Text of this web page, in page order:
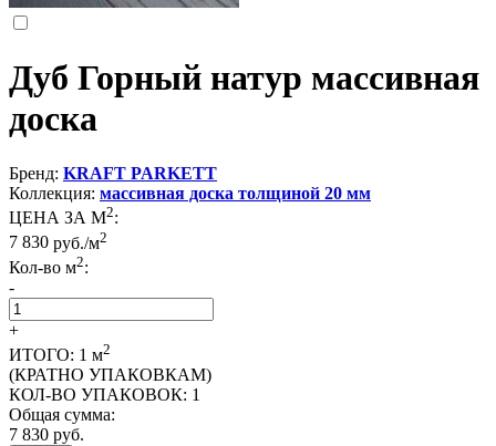
Дуб Горный натур массивная
доска
Бренд: KRAFT PARKETT
Коллекция: массивная доска толщиной 20 мм
ЦЕНА ЗА М2:
7 830 руб./м2
Кол-во м2:
-
+
ИТОГО: 1 м2
(КРАТНО УПАКОВКАМ)
КОЛ-ВО УПАКОВОК: 1
Общая сумма:
7 830 руб.